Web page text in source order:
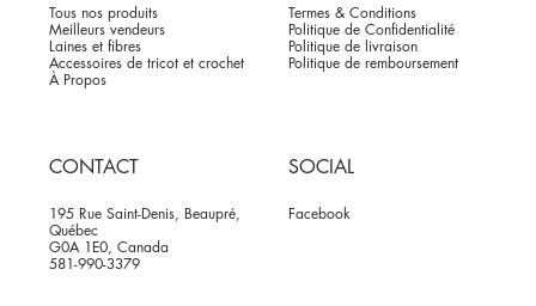
Tous nos produits
Meilleurs vendeurs
Laines et fibres
Accessoires de tricot et crochet
À Propos
Termes & Conditions
Politique de Confidentialité
Politique de livraison
Politique de remboursement
CONTACT
195 Rue Saint-Denis, Beaupré,
Québec
G0A 1E0, Canada
581-990-3379
SOCIAL
Facebook